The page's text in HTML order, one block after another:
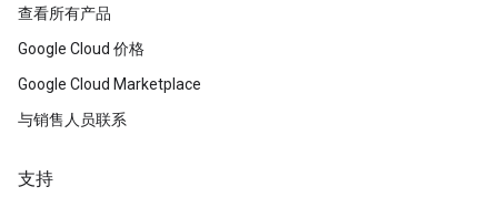
查看所有产品
Google Cloud 价格
Google Cloud Marketplace
与销售人员联系
支持